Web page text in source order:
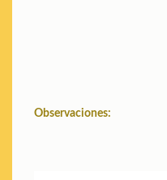
Observaciones: